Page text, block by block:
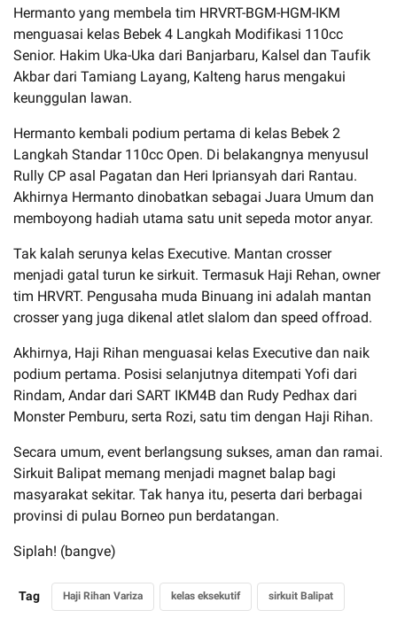
Hermanto yang membela tim HRVRT-BGM-HGM-IKM
menguasai kelas Bebek 4 Langkah Modifikasi 110cc
Senior. Hakim Uka-Uka dari Banjarbaru, Kalsel dan Taufik
Akbar dari Tamiang Layang, Kalteng harus mengakui
keunggulan lawan.
Hermanto kembali podium pertama di kelas Bebek 2
Langkah Standar 110cc Open. Di belakangnya menyusul
Rully CP asal Pagatan dan Heri Ipriansyah dari Rantau.
Akhirnya Hermanto dinobatkan sebagai Juara Umum dan
memboyong hadiah utama satu unit sepeda motor anyar.
Tak kalah serunya kelas Executive. Mantan crosser
menjadi gatal turun ke sirkuit. Termasuk Haji Rehan, owner
tim HRVRT. Pengusaha muda Binuang ini adalah mantan
crosser yang juga dikenal atlet slalom dan speed offroad.
Akhirnya, Haji Rihan menguasai kelas Executive dan naik
podium pertama. Posisi selanjutnya ditempati Yofi dari
Rindam, Andar dari SART IKM4B dan Rudy Pedhax dari
Monster Pemburu, serta Rozi, satu tim dengan Haji Rihan.
Secara umum, event berlangsung sukses, aman dan ramai.
Sirkuit Balipat memang menjadi magnet balap bagi
masyarakat sekitar. Tak hanya itu, peserta dari berbagai
provinsi di pulau Borneo pun berdatangan.
Siplah! (bangve)
Tag Haji Rihan Variza kelas eksekutif sirkuit Balipat